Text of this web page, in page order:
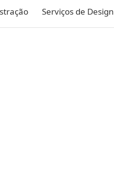
Serviços de Design